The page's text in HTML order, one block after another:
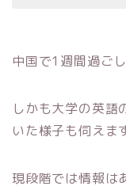
中国で1週間過ご
しかも大学の英語
いた様子も伺えま
現段階では情報は